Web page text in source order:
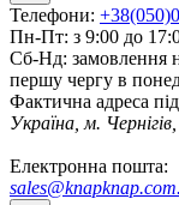
Телефони:
Пн-Пт: з 9:00 до
Сб-Нд: замовлення
першу чергу в
Фактична адреса
Україна, м.
Електронна пошта: